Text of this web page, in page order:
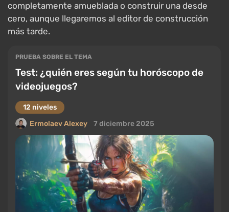
completamente amueblada o construir una desde
cero, aunque llegaremos al editor de construcción
más tarde.
PRUEBA SOBRE EL TEMA
Test: ¿quién eres según tu horóscopo de
videojuegos?
12 niveles
Ermolaev Alexey
7 diciembre 2025